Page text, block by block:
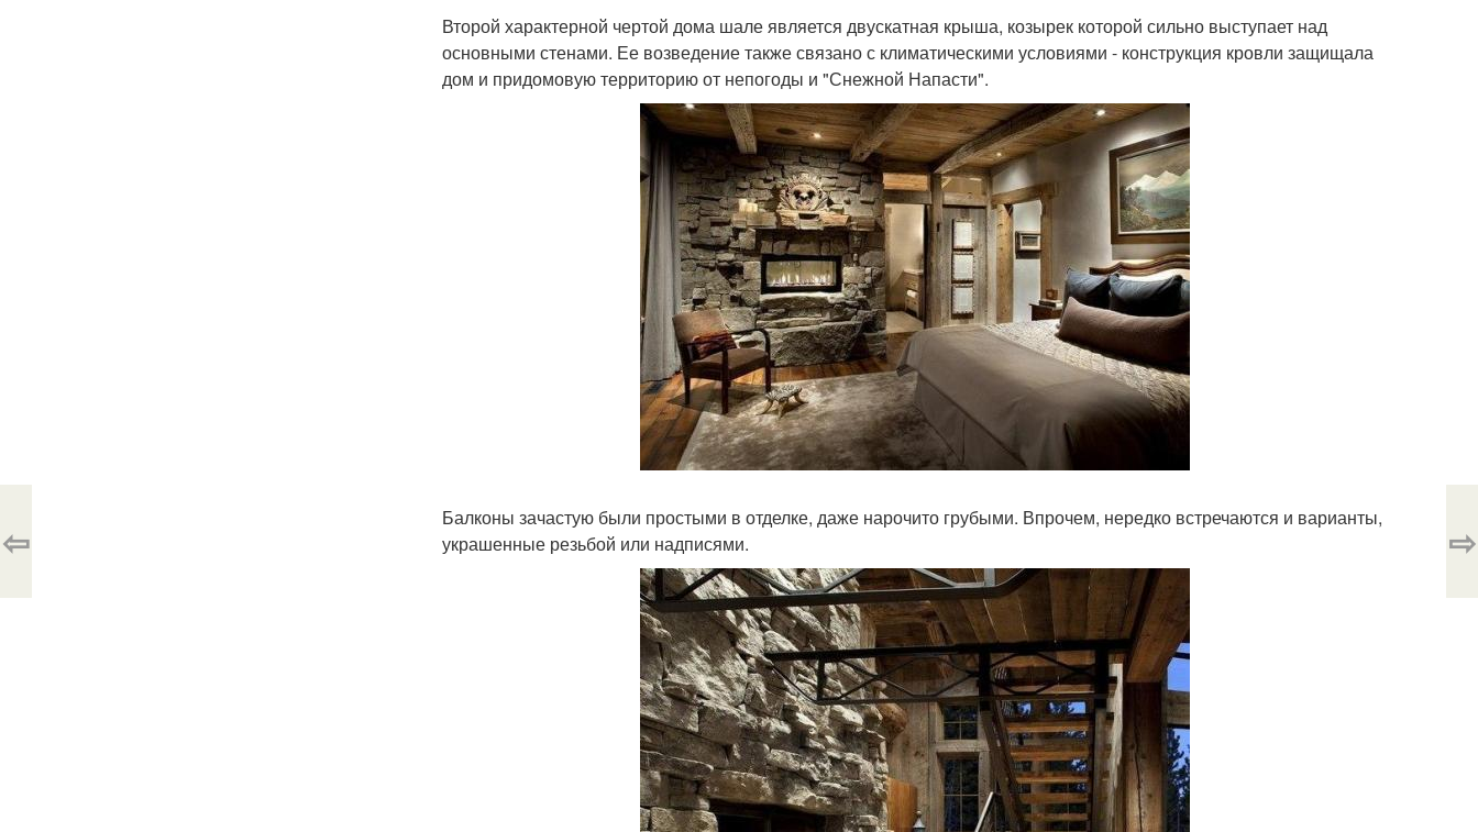
Второй характерной чертой дома шале является двускатная крыша, козырек которой сильно выступает над
основными стенами. Ее возведение также связано с климатическими условиями - конструкция кровли защищала
дом и придомовую территорию от непогоды и "Снежной Напасти".
Балконы зачастую были простыми в отделке, даже нарочито грубыми. Впрочем, нередко встречаются и варианты,
украшенные резьбой или надписями.
⇦ ⇨